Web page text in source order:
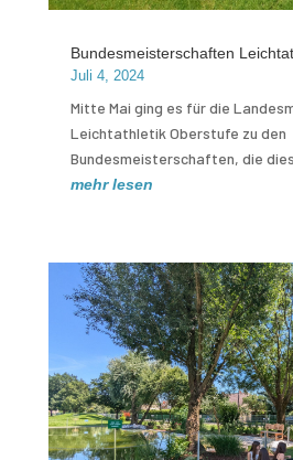
Bundesmeisterschaften
Juli 4, 2024
Mitte Mai ging es für die
Leichtathletik Oberstufe zu den
Bundesmeisterschaften, die
mehr lesen